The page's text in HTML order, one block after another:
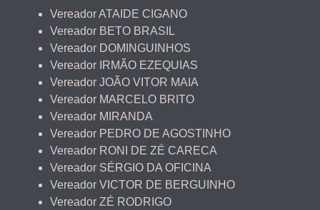
Vereador ATAIDE CIGANO
Vereador BETO BRASIL
Vereador DOMINGUINHOS
Vereador IRMÃO EZEQUIAS
Vereador JOÃO VITOR MAIA
Vereador MARCELO BRITO
Vereador MIRANDA
Vereador PEDRO DE AGOSTINHO
Vereador RONI DE ZÉ CARECA
Vereador SÉRGIO DA OFICINA
Vereador VICTOR DE BERGUINHO
Vereador ZÉ RODRIGO